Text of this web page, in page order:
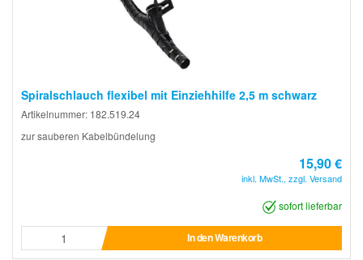
Spiralschlauch flexibel mit Einziehhilfe 2,5 m schwarz
Artikelnummer: 182.519.24
zur sauberen Kabelbündelung
15,90 €
inkl. MwSt., zzgl. Versand
sofort lieferbar
In den Warenkorb